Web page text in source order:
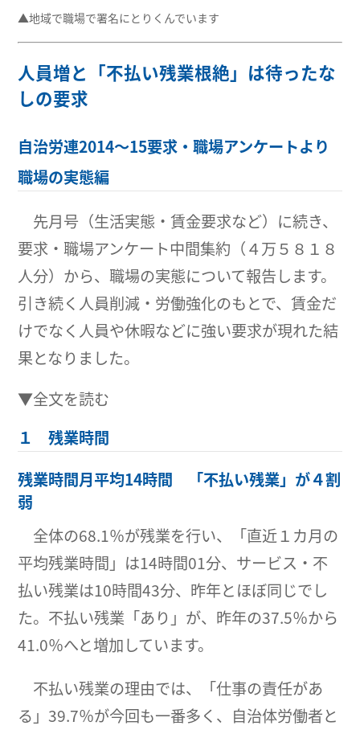
▲地域で職場で署名にとりくんでいます
人員増と「不払い残業根絶」は待ったな
しの要求
自治労連2014～15要求・職場アンケートより
職場の実態編
先月号（生活実態・賃金要求など）に続き、
要求・職場アンケート中間集約（４万５８１８
人分）から、職場の実態について報告します。
引き続く人員削減・労働強化のもとで、賃金だ
けでなく人員や休暇などに強い要求が現れた結
果となりました。
▼全文を読む
１ 残業時間
残業時間月平均14時間 「不払い残業」が４割
弱
全体の68.1％が残業を行い、「直近１カ月の
平均残業時間」は14時間01分、サービス・不
払い残業は10時間43分、昨年とほぼ同じでし
た。不払い残業「あり」が、昨年の37.5％から
41.0％へと増加しています。
不払い残業の理由では、「仕事の責任があ
る」39.7％が今回も一番多く、自治体労働者と